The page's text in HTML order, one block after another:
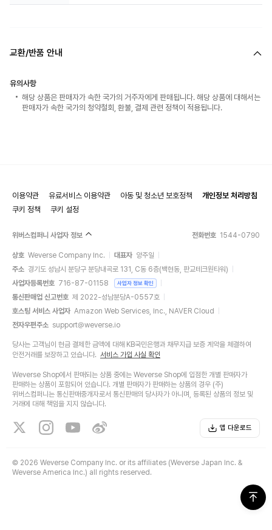
교환/반품 안내
유의사항
해당 상품은 판매자가 속한 국가의 거주자에게 판매됩니다. 해당 상품에 대해서는
판매자가 속한 국가의 청약철회, 환불, 결제 관련 정책이 적용됩니다.
이용약관 유료서비스 이용약관 아동 및 청소년 보호정책
개인정보 처리방침
쿠키 정책
쿠키 설정
위버스컴퍼니 사업자 정보 전화번호 1544-0790
상호 Weverse Company Inc. 대표자 양주일
주소 경기도 성남시 분당구 분당내곡로 131, C동 6층(백현동, 판교테크원타워)
사업자등록번호 716-87-01158 사업자 정보 확인
통신판매업 신고번호 제 2022-성남분당A-0557호
호스팅 서비스 사업자 Amazon Web Services, Inc., NAVER Cloud
전자우편주소 support@weverse.io
당사는 고객님이 현금 결제한 금액에 대해 KB국민은행과 채무지급 보증 계약을 체결하여
안전거래를 보장하고 있습니다. 서비스 가입 사실 확인
Weverse Shop에서 판매되는 상품 중에는 Weverse Shop에 입점한 개별 판매자가
판매하는 상품이 포함되어 있습니다. 개별 판매자가 판매하는 상품의 경우 (주)
위버스컴퍼니는 통신판매중개자로서 통신판매의 당사자가 아니며, 등록된 상품의 정보 및
거래에 대해 책임을 지지 않습니다.
앱 다운로드
© 2026 Weverse Company Inc. or its affiliates (Weverse Japan Inc. &
Weverse America Inc.) all rights reserved.